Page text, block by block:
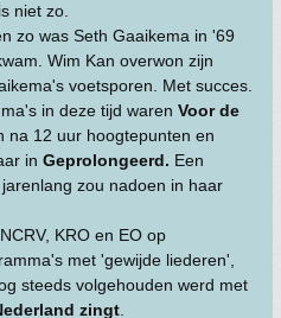
niet zo.
zo was Seth Gaaikema in '69
Wim Kan overwon zijn
voetsporen. Met succes.
in deze tijd waren Voor de
na 12 uur hoogtepunten en
in Geprolongeerd. Een
zou nadoen in haar
KRO en EO op
met 'gewijde liederen',
steeds volgehouden werd met
zingt